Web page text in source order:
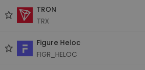
TRON
TRX
Figure Heloc
FIGR_HELOC